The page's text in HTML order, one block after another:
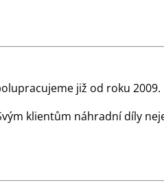
již od roku 2009.
klientům náhradní díly